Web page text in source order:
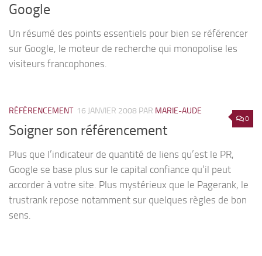
Google
Un résumé des points essentiels pour bien se référencer
sur Google, le moteur de recherche qui monopolise les
visiteurs francophones.
0
RÉFÉRENCEMENT 16 JANVIER 2008 PAR MARIE-AUDE
Soigner son référencement
Plus que l’indicateur de quantité de liens qu’est le PR,
Google se base plus sur le capital confiance qu’il peut
accorder à votre site. Plus mystérieux que le Pagerank, le
trustrank repose notamment sur quelques règles de bon
sens.